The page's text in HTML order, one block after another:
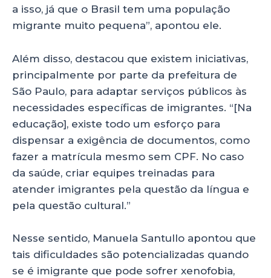
a isso, já que o Brasil tem uma população
migrante muito pequena”, apontou ele.
Além disso, destacou que existem iniciativas,
principalmente por parte da prefeitura de
São Paulo, para adaptar serviços públicos às
necessidades específicas de imigrantes. “[Na
educação], existe todo um esforço para
dispensar a exigência de documentos, como
fazer a matrícula mesmo sem CPF. No caso
da saúde, criar equipes treinadas para
atender imigrantes pela questão da língua e
pela questão cultural.”
Nesse sentido, Manuela Santullo apontou que
tais dificuldades são potencializadas quando
se é imigrante que pode sofrer xenofobia,